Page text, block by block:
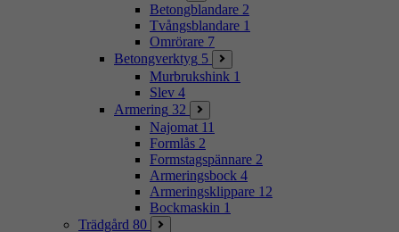
Betongblandare 2
Tvångsblandare 1
Omrörare 7
Betongverktyg 5
Murbrukshink 1
Slev 4
Armering 32
Najomat 11
Formlås 2
Formstagspännare 2
Armeringsbock 4
Armeringsklippare 12
Bockmaskin 1
Trädgård 80